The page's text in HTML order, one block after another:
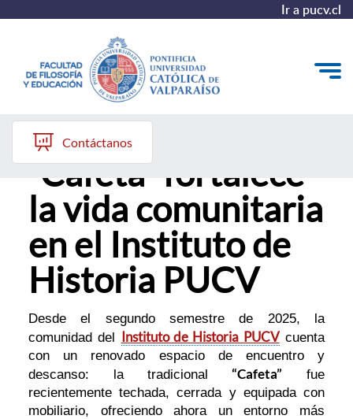
Ir a pucv.cl
Quiénes somos
Líneas de trabajo 2025-2028
Historia
Proyecto Conocimientos 2030
Reportes
Contáctanos
Renovación de la
“Cafeta” fortalece
la vida comunitaria
en el Instituto de
Historia PUCV
Desde el segundo semestre de 2025, la
comunidad del
Instituto de Historia PUCVcuenta
con un renovado espacio de encuentro y
descanso: la tradicional“Cafeta” fue
recientemente techada, cerrada y equipada con
mobiliario, ofreciendo ahora un entorno más